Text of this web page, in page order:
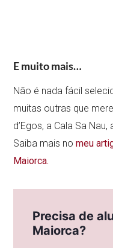
E muito mais…
Não é nada fácil
muitas outras que
d’Egos, a Cala Sa
Saiba mais nomeu
Maiorca.
Precisa de
Maiorca?